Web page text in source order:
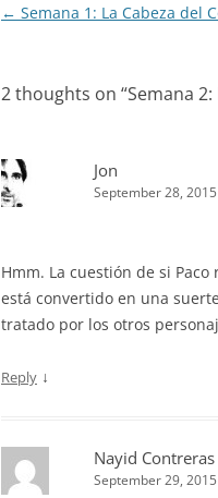
Post
← Semana 1: La Cabeza del
2 thoughts on “Semana
Jon
September 28,
Hmm. La cuestión de si
está convertido en una
tratado por los otros
Reply ↓
Nayid Contreras
September 29,